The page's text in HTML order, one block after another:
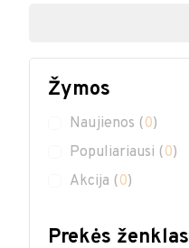
Žymos
Naujienos (0)
Populiariausi (0)
Akcija (0)
Prekės ženklas